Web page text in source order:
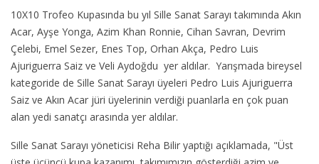
10X10 Trofeo Kupasında bu yıl Sille Sanat Sarayı takımında Akın
Acar, Ayşe Yonga, Azim Khan Ronnie, Cihan Savran, Devrim
Çelebi, Emel Sezer, Enes Top, Orhan Akça, Pedro Luis
Ajuriguerra Saiz ve Veli Aydoğdu yer aldılar. Yarışmada bireysel
kategoride de Sille Sanat Sarayı üyeleri Pedro Luis Ajuriguerra
Saiz ve Akın Acar jüri üyelerinin verdiği puanlarla en çok puan
alan yedi sanatçı arasında yer aldılar.
Sille Sanat Sarayı yöneticisi Reha Bilir yaptığı açıklamada, "Üst